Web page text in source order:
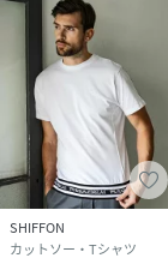
SHIFFON
カットソー・Tシャツ